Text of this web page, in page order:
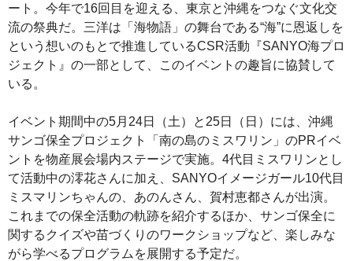
ート。今年で16回目を迎える、東京と沖縄をつなぐ文化交
流の祭典だ。三洋は「海物語」の舞台である“海”に恩返しを
という想いのもとで推進しているCSR活動『SANYO海プロ
ジェクト』の一部として、このイベントの趣旨に協賛して
いる。
イベント期間中の5月24日（土）と25日（日）には、沖縄
サンゴ保全プロジェクト「南の島のミスワリン」のPRイベ
ントを物産展会場内ステージで実施。4代目ミスワリンとし
て活動中の澪花さんに加え、SANYOイメージガール10代目
ミスマリンちゃんの、あのんさん、賀村恵都さんが出演。
これまでの保全活動の軌跡を紹介するほか、サンゴ保全に
関するクイズや苗づくりのワークショップなど、楽しみな
がら学べるプログラムを展開する予定だ。